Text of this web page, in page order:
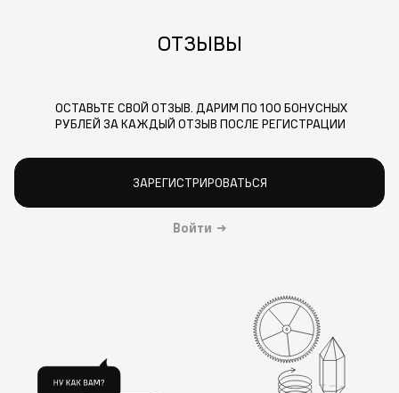
ОТЗЫВЫ
ОСТАВЬТЕ СВОЙ ОТЗЫВ. ДАРИМ ПО 100 БОНУСНЫХ
РУБЛЕЙ ЗА КАЖДЫЙ ОТЗЫВ ПОСЛЕ РЕГИСТРАЦИИ
ЗАРЕГИСТРИРОВАТЬСЯ
Войти →